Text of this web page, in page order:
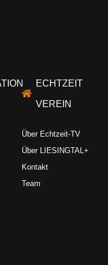
ECHTZEIT
VEREIN
Über Echtzeit-TV
Über LIESINGTAL+
Kontakt
Team